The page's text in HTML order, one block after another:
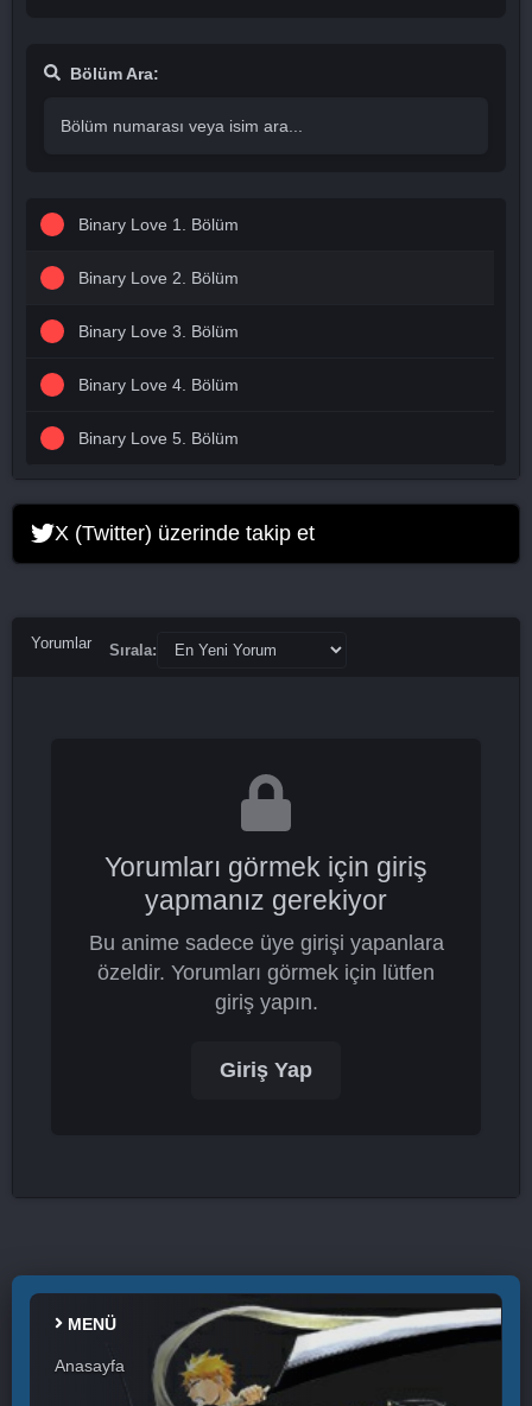
Bölüm Ara:
Binary Love 1. Bölüm
Binary Love 2. Bölüm
Binary Love 3. Bölüm
Binary Love 4. Bölüm
Binary Love 5. Bölüm
X (Twitter) üzerinde takip et
Yorumlar Sırala:
Yorumları görmek için giriş
yapmanız gerekiyor
Bu anime sadece üye girişi yapanlara
özeldir. Yorumları görmek için lütfen
giriş yapın.
Giriş Yap
MENÜ
Anasayfa